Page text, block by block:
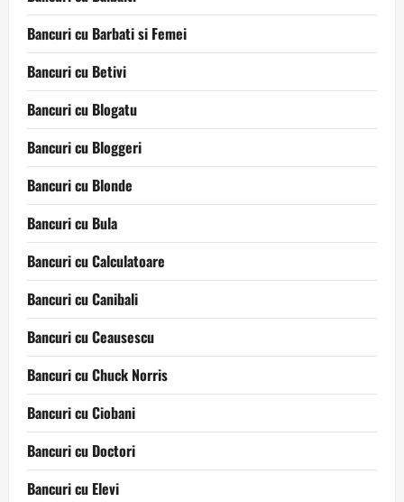
Bancuri cu Barbati si Femei
Bancuri cu Betivi
Bancuri cu Blogatu
Bancuri cu Bloggeri
Bancuri cu Blonde
Bancuri cu Bula
Bancuri cu Calculatoare
Bancuri cu Canibali
Bancuri cu Ceausescu
Bancuri cu Chuck Norris
Bancuri cu Ciobani
Bancuri cu Doctori
Bancuri cu Elevi